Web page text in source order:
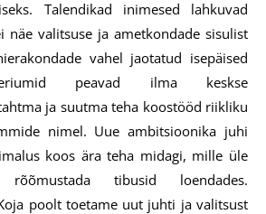
Talendikad inimesed lahkuvad
valitsuse ja ametkondade sisulist
vahel jaotatud isepäised
peavad ilma keskse
ja suutma teha koostööd riikliku
nimel. Uue ambitsioonika juhi
koos ära teha midagi, mille üle
tibusid loendades.
poolt toetame uut juhti ja valitsust